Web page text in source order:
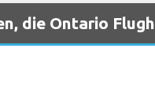
die Ontario